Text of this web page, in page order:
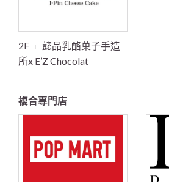
2F
懿品乳酪菓子手造
所x E’Z Chocolat
複合專門店